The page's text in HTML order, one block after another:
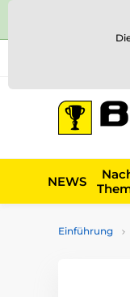
NEWS
Einführung